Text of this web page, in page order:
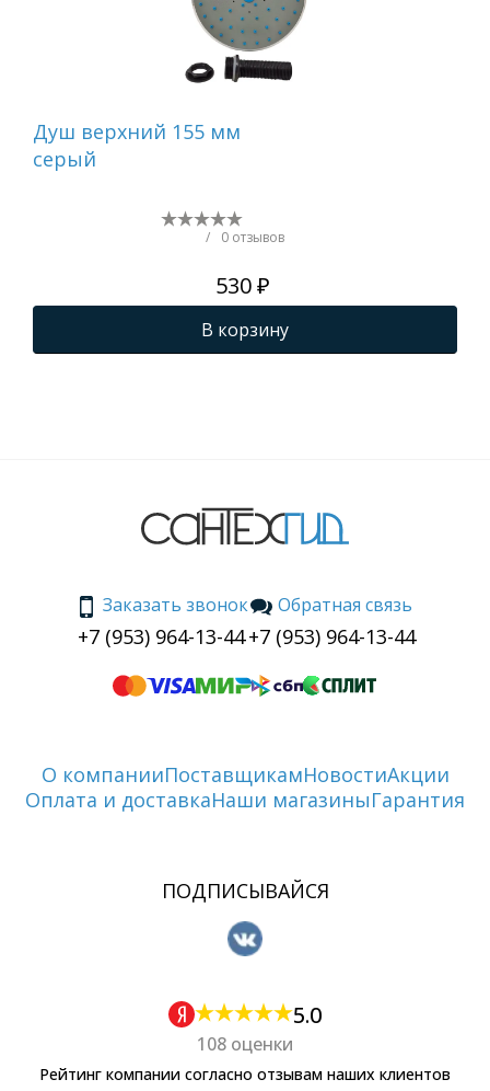
Душ верхний 155 мм
серый
/ 0 отзывов
530 ₽
В корзину
Заказать звонок
+7 (953) 964-13-44
Обратная связь
+7 (953) 964-13-44
О компанииПоставщикамНовостиАкции
Оплата и доставкаНаши магазиныГарантия
ПОДПИСЫВАЙСЯ
5.0
108 оценки
Рейтинг компании согласно отзывам наших клиентов